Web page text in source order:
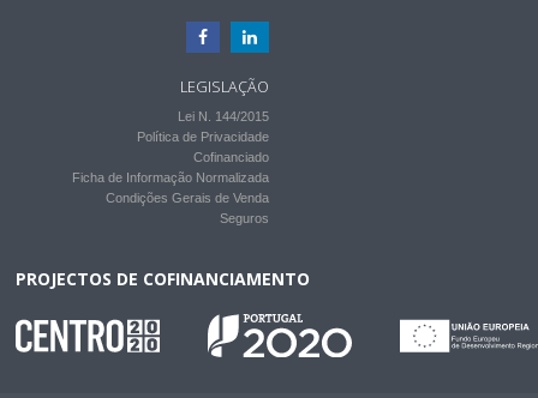
LEGISLAÇÃO
Lei N. 144/2015
Política de Privacidade
Cofinanciado
Ficha de Informação Normalizada
Condições Gerais de Venda
Seguros
PROJECTOS DE COFINANCIAMENTO